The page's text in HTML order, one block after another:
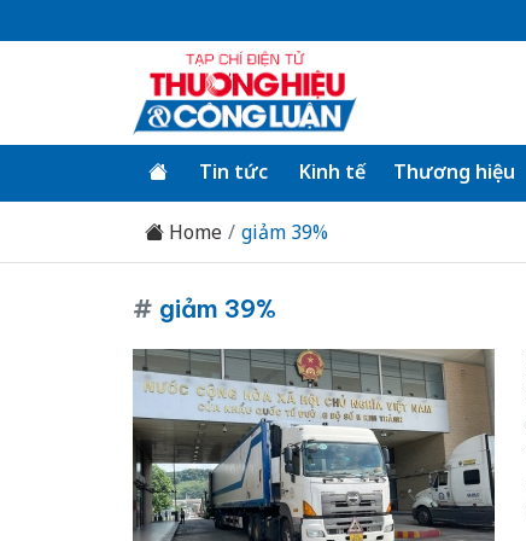
Tin tức Kinh tế Thương hiệu
Home giảm 39%
# giảm 39%